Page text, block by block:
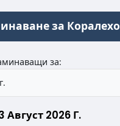
за Коралехо
Август 2026 Г.
за: